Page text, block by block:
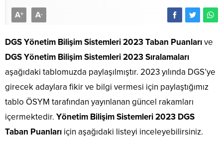
A+ A-
DGS Yönetim Bilişim Sistemleri 2023 Taban Puanlarıve
DGS Yönetim Bilişim Sistemleri 2023 Sıralamaları
aşağıdaki tablomuzda paylaşılmıştır. 2023 yılında DGS’ye
girecek adaylara fikir ve bilgi vermesi için paylaştığımız
tablo ÖSYM tarafından yayınlanan güncel rakamları
içermektedir. Yönetim Bilişim Sistemleri 2023 DGS
Taban Puanları için aşağıdaki listeyi inceleyebilirsiniz.